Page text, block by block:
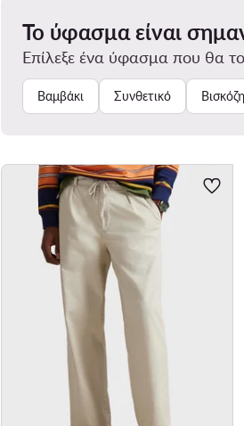
Το ύφασμα είναι
Επίλεξε ένα ύφασμα που θα
Βαμβάκι Συνθετικό Βισκόζη